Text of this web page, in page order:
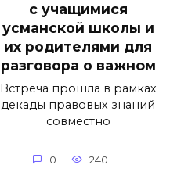
с учащимися
усманской школы и
их родителями для
разговора о важнoм
Встреча прошла в рамках
декады правовых знаний
совместно
0 240